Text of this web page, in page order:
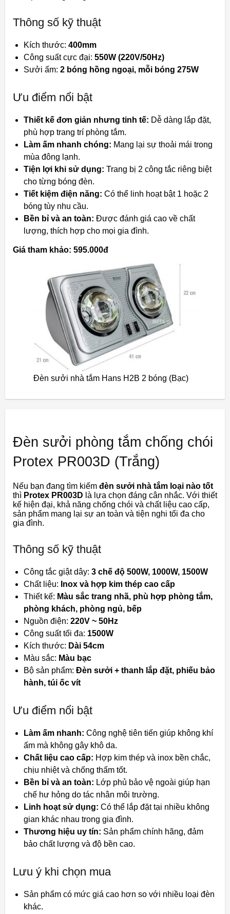
Thông số kỹ thuật
Kích thước: 400mm
Công suất cực đại: 550W (220V/50Hz)
Sưởi ấm: 2 bóng hồng ngoại, mỗi bóng 275W
Ưu điểm nổi bật
Thiết kế đơn giản nhưng tinh tế: Dễ dàng lắp đặt,
phù hợp trang trí phòng tắm.
Làm ấm nhanh chóng: Mang lại sự thoải mái trong
mùa đông lạnh.
Tiện lợi khi sử dụng: Trang bị 2 công tắc riêng biệt
cho từng bóng đèn.
Tiết kiệm điện năng: Có thể linh hoạt bật 1 hoặc 2
bóng tùy nhu cầu.
Bền bỉ và an toàn: Được đánh giá cao về chất
lượng, thích hợp cho mọi gia đình.
Giá tham khảo: 595.000đ
Đèn sưởi nhà tắm Hans H2B 2 bóng (Bạc)
Đèn sưởi phòng tắm chống chói
Protex PR003D (Trắng)
Nếu bạn đang tìm kiếm đèn sưởi nhà tắm loại nào tốt
thì Protex PR003D là lựa chọn đáng cân nhắc. Với thiết
kế hiện đại, khả năng chống chói và chất liệu cao cấp,
sản phẩm mang lại sự an toàn và tiện nghi tối đa cho
gia đình.
Thông số kỹ thuật
Công tắc giật dây: 3 chế độ 500W, 1000W, 1500W
Chất liệu: Inox và hợp kim thép cao cấp
Thiết kế: Màu sắc trang nhã, phù hợp phòng tắm,
phòng khách, phòng ngủ, bếp
Nguồn điện: 220V ~ 50Hz
Công suất tối đa: 1500W
Kích thước: Dài 54cm
Màu sắc: Màu bạc
Bộ sản phẩm: Đèn sưởi + thanh lắp đặt, phiếu bảo
hành, túi ốc vít
Ưu điểm nổi bật
Làm ấm nhanh: Công nghệ tiên tiến giúp không khí
ấm mà không gây khô da.
Chất liệu cao cấp: Hợp kim thép và inox bền chắc,
chịu nhiệt và chống thấm tốt.
Bền bỉ và an toàn: Lớp phủ bảo vệ ngoài giúp hạn
chế hư hỏng do tác nhân môi trường.
Linh hoạt sử dụng: Có thể lắp đặt tại nhiều không
gian khác nhau trong gia đình.
Thương hiệu uy tín: Sản phẩm chính hãng, đảm
bảo chất lượng và độ bền cao.
Lưu ý khi chọn mua
Sản phẩm có mức giá cao hơn so với nhiều loại đèn
khác.